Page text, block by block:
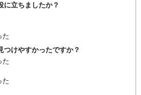
に立ちましたか？
た
つけやすかったですか？
た
た